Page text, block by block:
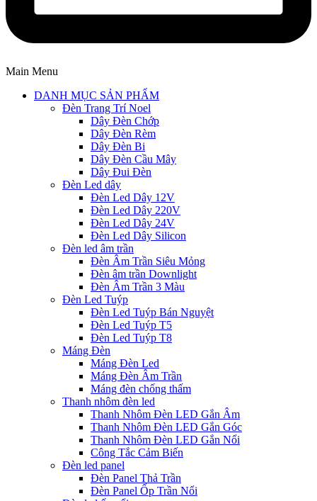
Main Menu
DANH MỤC SẢN PHẨM
Đèn Trang Trí Noel
Dây Đèn Chớp
Dây Đèn Rèm
Dây Đèn Bi
Dây Đèn Cầu Mây
Dây Đui Đèn
Đèn Led dây
Đèn Led Dây 12V
Đèn Led Dây 220V
Đèn Led Dây 24V
Đèn Led Dây Silicon
Đèn led âm trần
Đèn Âm Trần Siêu Mỏng
Đèn âm trần Downlight
Đèn Âm Trần 3 Màu
Đèn Led Tuýp
Đèn Led Tuýp Bán Nguyệt
Đèn Led Tuýp T5
Đèn Led Tuýp T8
Máng Đèn
Máng Đèn Led
Máng Đèn Âm Trần
Máng đèn chống thấm
Thanh nhôm đèn led
Thanh Nhôm Đèn LED Gắn Âm
Thanh Nhôm Đèn LED Gắn Góc
Thanh Nhôm Đèn LED Gắn Nổi
Công Tắc Cảm Biến
Đèn led panel
Đèn Panel Thả Trần
Đèn Panel Ốp Trần Nổi